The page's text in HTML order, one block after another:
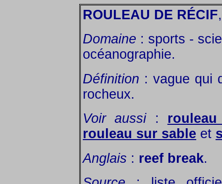
ROULEAU DE RÉCIF
Domaine : sports -
océanographie.
Définition : vague qui
rocheux.
Voir aussi:
rouleau sur sable et
Anglais : reef break.